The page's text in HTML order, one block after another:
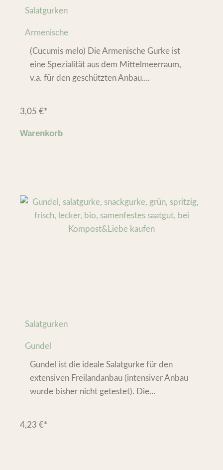
Salatgurken
Armenische
(Cucumis melo) Die Armenische Gurke ist
eine Spezialität aus dem Mittelmeerraum,
v.a. für den geschützten Anbau....
3,05 €*
Warenkorb
Salatgurken
Gundel
Gundel ist die ideale Salatgurke für den
extensiven Freilandanbau (intensiver Anbau
wurde bisher nicht getestet). Die...
4,23 €*